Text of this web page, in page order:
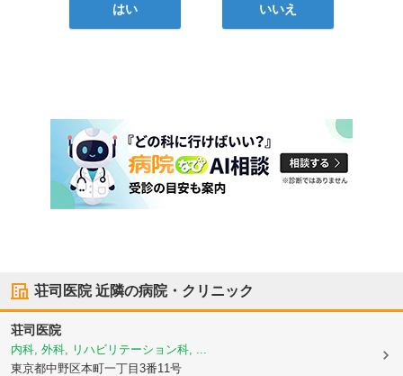
はい いいえ
荘司医院近隣の病院・クリニック
荘司医院
内科, 外科, リハビリテーション科, ...
東京都中野区本町一丁目3番11号